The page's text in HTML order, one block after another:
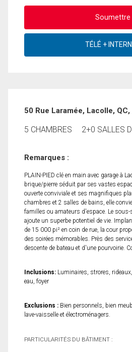
50 Rue Laramée, Lacolle,
5 CHAMBRES 2+0 SALLES
Remarques :
PLAIN-PIED clé en main avec garage à
brique/pierre séduit par ses vastes
ouverte conviviale et ses magnifiques
chambres et 2 salles de bains, elle
familles ou amateurs d'espace. Le sous-
ajoute un superbe potentiel de vie.
de 15 000 pi² en coin de rue, la cour
des soirées mémorables. Près des
descente de bateau et d'une pourvoirie.
Inclusions: Luminaires, strores,
eau, foyer
Exclusions : Bien personnels, bien
lave-vaisselle et électroménagers.
PARTICULARITÉS DU BÂTIMENT :